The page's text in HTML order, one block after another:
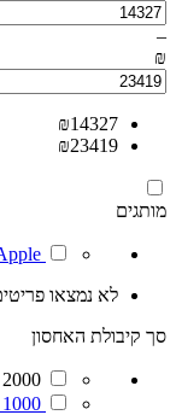
–
₪
₪14327
₪23419
מותגים
לא נמצאו
סך קיבולת האחסון
2000 GB
1000 GB